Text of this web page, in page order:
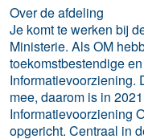
Over de afdeling
Je komt te werken bij
Ministerie. Als OM
toekomstbestendige
Informatievoorziening.
mee, daarom is in
Informatievoorziening
opgericht. Centraal in